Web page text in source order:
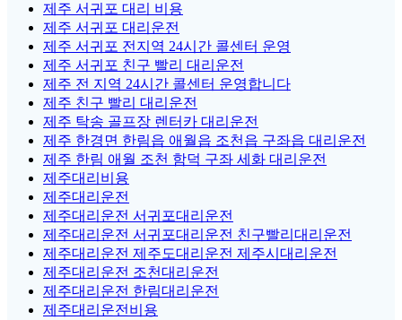
제주 서귀포 대리 비용
제주 서귀포 대리운전
제주 서귀포 전지역 24시간 콜센터 운영
제주 서귀포 친구 빨리 대리운전
제주 전 지역 24시간 콜센터 운영합니다
제주 친구 빨리 대리운전
제주 탁송 골프장 렌터카 대리운전
제주 한경면 한림읍 애월읍 조천읍 구좌읍 대리운전
제주 한림 애월 조천 함덕 구좌 세화 대리운전
제주대리비용
제주대리운전
제주대리운전 서귀포대리운전
제주대리운전 서귀포대리운전 친구빨리대리운전
제주대리운전 제주도대리운전 제주시대리운전
제주대리운전 조천대리운전
제주대리운전 한림대리운전
제주대리운전비용